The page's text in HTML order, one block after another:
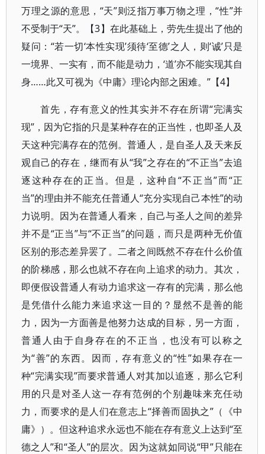
万理之源的意思，“天”则泛指万事万物之理，“性”并
不受制于“天”。【3】在此基础上，劳先生提出了他的
疑问：“若一切‘本性实现’须待‘至德’之人，则‘诚’只是
一境界、一实有，而不能是动力，‘道’亦不能实现其自
身……此又可视为《中庸》理论内部之困难。”【4】
首先，存有意义的性其实并不存在所谓“完满实
现”，因为它指的只是某种存在的正当性，也即圣人及
天这种完满存在的范例。普通人，是自圣人及天来反
观自己的存在，继而有从“我”之存在的“不正当”去追
逐这种存在的正当。但是，这种自“不正当”而“正
当”的理由并不能充任普通人“充分实现自己本性”的动
力说明。因为在普通人看来，自己与圣人之间的差异
并不是“正当”与“不正当”的问题，而只是两种无价值
区别的形态差异罢了。二者之间既然不存在什么价值
的阶梯感，那么也就不存在向上追求的动力。其次，
即便假设普通人有动力追求这一存有的完满，那么他
是凭借什么能力来追求这一目的？显然不是善的能
力，因为一方面善是他努力达成的目标，另一方面，
普通人由于自身存在的不正当，也没有可以称之
为“善”的东西。因而，存有意义的“性”如果存在一
种“完满实现”而要求普通人对其加以追逐，那么它利
用的只是对圣人这一存有范例的个别趣味来充任动
力，而要求的是人们在意志上“择善而固执之”（《中
庸》）。但这种追求永远也不能在存有意义上达到“至
德之人”和“圣人”的层次。因为这就如同说“甲”只能在